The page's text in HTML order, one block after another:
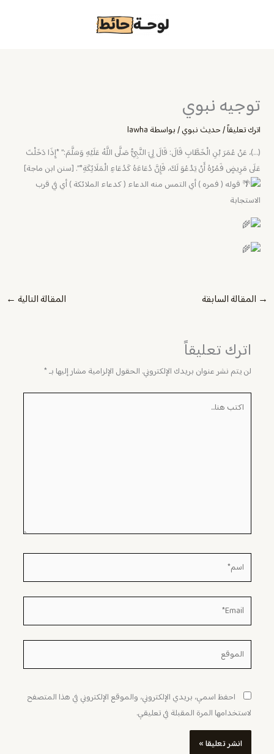
توجيه نبوي
اترك تعليقاً/حديث نبوي/ بواسطة lawha
(…)، عَنْ عُمَرَ بْنِ الْخَطَّابِ قَالَ: قَالَ لِيَ النَّبِيُّ صَلَّى اللَّهُ عَلَيْهِ وَسَلَّمَ:” *إِذَا دَخَلْتَ
عَلَى مَرِيضٍ فَمُرْهُ أَنْ يَدْعُوَ لَكَ، فَإِنَّ دُعَاءَهُ كَدُعَاءِ الْمَلَائِكَةِ*”. [سنن ابن ماجة]
قوله ( فمره ) أي التمس منه الدعاء ( كدعاء الملائكة ) أي في قرب
الاستجابة
→ المقالة السابقة المقالة التالية ←
اترك تعليقاً
لن يتم نشر عنوان بريدك الإلكتروني. الحقول الإلزامية مشار إليها بـ*
اسم*
Email*
الموقع
احفظ اسمي، بريدي الإلكتروني، والموقع الإلكتروني في هذا المتصفح
لاستخدامها المرة المقبلة في تعليقي.